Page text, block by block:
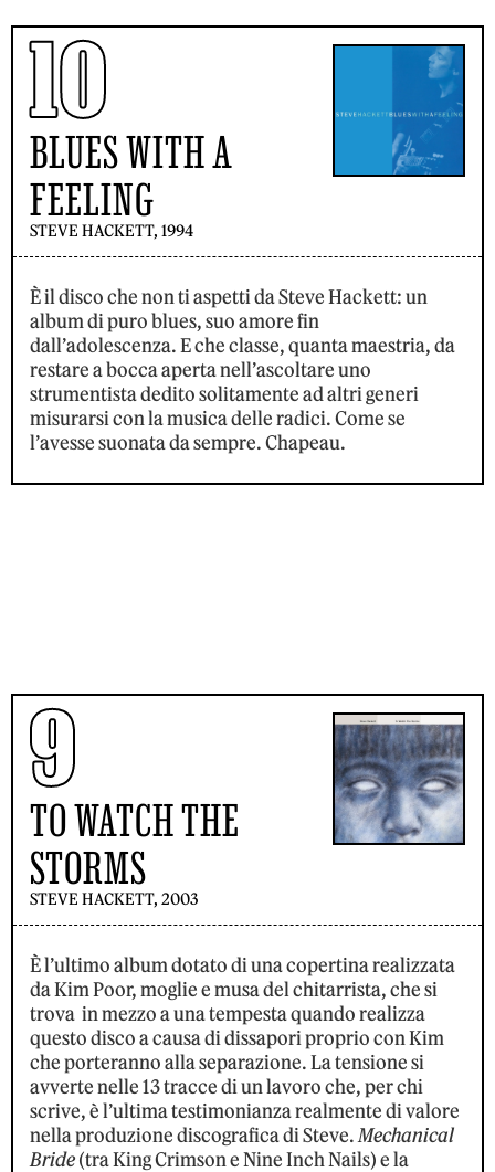
10
BLUES WITH A
FEELING
STEVE HACKETT, 1994
È il disco che non ti aspetti da Steve Hackett: un
album di puro blues, suo amore fin
dall’adolescenza. E che classe, quanta maestria, da
restare a bocca aperta nell’ascoltare uno
strumentista dedito solitamente ad altri generi
misurarsi con la musica delle radici. Come se
l’avesse suonata da sempre. Chapeau.
9
TO WATCH THE
STORMS
STEVE HACKETT, 2003
È l’ultimo album dotato di una copertina realizzata
da Kim Poor, moglie e musa del chitarrista, che si
trova in mezzo a una tempesta quando realizza
questo disco a causa di dissapori proprio con Kim
che porteranno alla separazione. La tensione si
avverte nelle 13 tracce di un lavoro che, per chi
scrive, è l’ultima testimonianza realmente di valore
nella produzione discografica di Steve.Mechanical
Bride(tra King Crimson e Nine Inch Nails) e la